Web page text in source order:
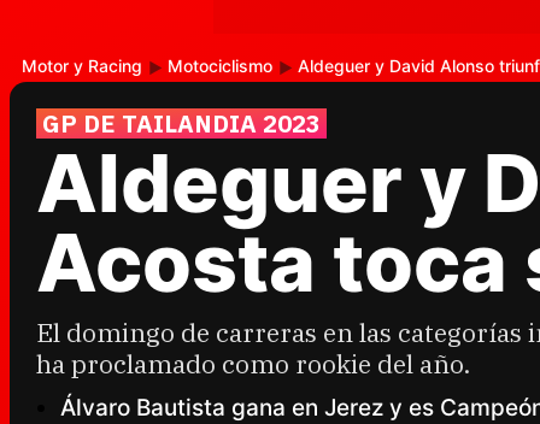
Motor y Racing Motociclismo Aldeguer y David Alonso
GP DE TAILANDIA 2023
Aldeguer y
Acosta toca
El domingo de carreras en las categorías
ha proclamado como rookie del año.
Álvaro Bautista gana en Jerez y es